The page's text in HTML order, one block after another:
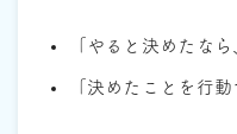
「やると決めたな
「決めたことを行